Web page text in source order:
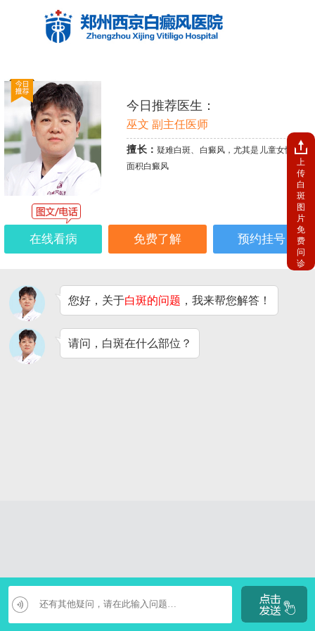
今日推荐医生：
巫文 副主任医师
擅长： 疑难白斑、白癜风，尤其是儿童女性、大
面积白癜风
在线看病 免费了解 预约挂号
您好，关于白斑的问题 ，我来帮您解答！
请问，白斑在什么部位？
上
传
白
斑
图
片
免
费
问
诊